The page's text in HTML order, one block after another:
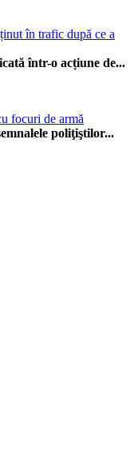
în trafic după ce a
într-o acțiune de...
focuri de armă
poliţiştilor...